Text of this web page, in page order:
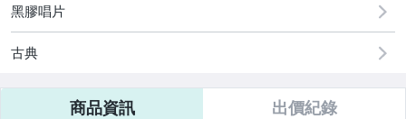
。低價起標特賣區。
。日本古道具。
。日本鐵瓶。
黑膠唱片
古典
商品資訊 出價紀錄